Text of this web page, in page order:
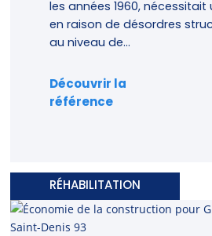
les années 1960,
en raison de désordres
au niveau de...
Découvrir la
référence
RÉHABILITATION